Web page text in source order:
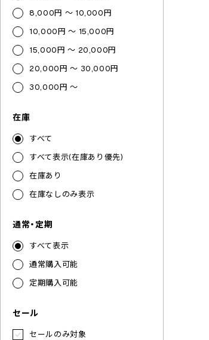
8,000円 ～ 10,000円
10,000円 ～ 15,000円
15,000円 ～ 20,000円
20,000円 ～ 30,000円
30,000円 ～
在庫
すべて
すべて表示(在庫あり優先)
在庫あり
在庫なしのみ表示
通常・定期
すべて表示
通常購入可能
定期購入可能
セール
セールのみ対象